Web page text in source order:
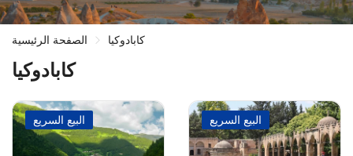
الصفحة الرئيسية كابادوكيا
كابادوكيا
البيع السريع البيع السريع